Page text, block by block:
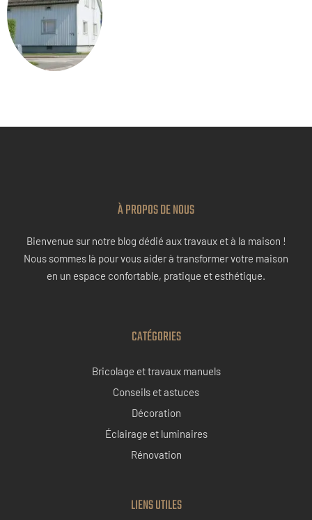
À PROPOS DE NOUS
Bienvenue sur notre blog dédié aux travaux et à la maison !
Nous sommes là pour vous aider à transformer votre maison
en un espace confortable, pratique et esthétique.
CATÉGORIES
Bricolage et travaux manuels
Conseils et astuces
Décoration
Éclairage et luminaires
Rénovation
LIENS UTILES